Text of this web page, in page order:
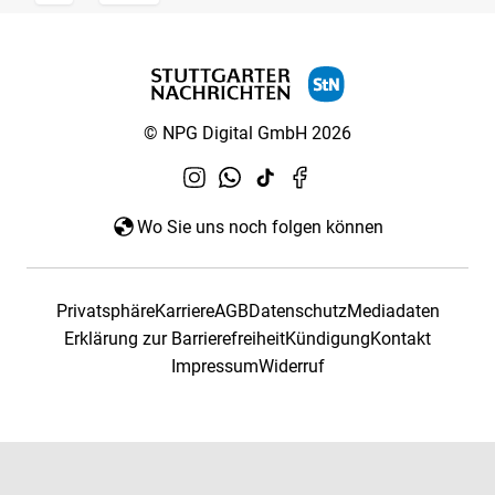
© NPG Digital GmbH 2026
Wo Sie uns noch folgen können
PrivatsphäreKarriereAGBDatenschutzMediadaten
Erklärung zur BarrierefreiheitKündigungKontakt
ImpressumWiderruf